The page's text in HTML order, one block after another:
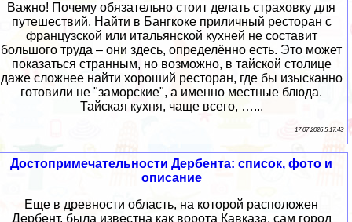
Важно! Почему обязательно стоит делать страховку для
путешествий. Найти в Бангкоке приличный ресторан с
французской или итальянской кухней не составит
большого труда – они здесь, определённо есть. Это может
показаться странным, но возможно, в тайской столице
даже сложнее найти хороший ресторан, где бы изысканно
готовили не "заморские", а именно местные блюда.
Тайская кухня, чаще всего, …...
17 07 2026 5:17:43
Достопримечательности Дербента: список, фото и
описание
Еще в древности область, на которой расположен
Дербент, была известна как ворота Кавказа, сам город